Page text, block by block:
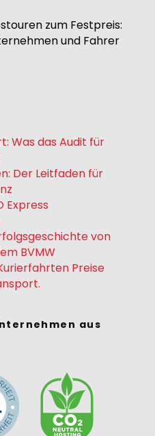
zum Festpreis:
und Fahrer
Was das Audit für
Der Leitfaden für
Express
von
BVMW
Preise
aus